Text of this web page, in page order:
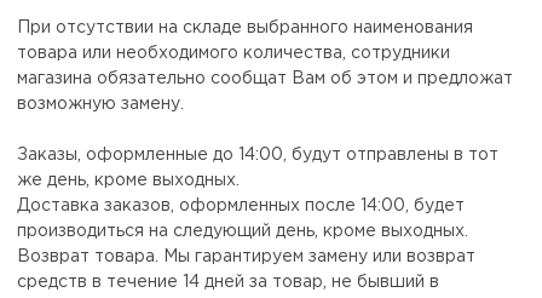
При отсутствии на складе выбранного наименования
товара или необходимого количества, сотрудники
магазина обязательно сообщат Вам об этом и предложат
возможную замену.
Заказы, оформленные до 14:00, будут отправлены в тот
же день, кроме выходных.
Доставка заказов, оформленных после 14:00, будет
производиться на следующий день, кроме выходных.
Возврат товара. Мы гарантируем замену или возврат
средств в течение 14 дней за товар, не бывший в